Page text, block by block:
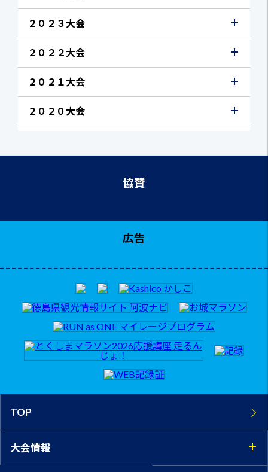
２０２３大会
２０２２大会
２０２１大会
２０２０大会
協賛
広告
TOP
大会情報